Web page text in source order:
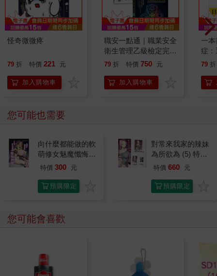
京，即便後來成為ＡＶ男優也仍懷抱著音樂夢；兩人年紀同年，
相處融洽，在組成了雙主唱樂團後，2025年四月即展開他們第一
次的ＬＩＶＥ表演，演出地點在「新大久保CLUB Voice」，首次
演出非常順利也來了很多聽眾。
怪奇微微疼
79 折 特價 221 元
加入購物車
職安一點通｜職業安全
衛生管理乙級檢定完勝
攻略｜2026版(套書)
79 折 特價 750 元
加入購物車
一
症
開
的
79 折
您可能也需要
向什麼都能做的軟
萌修女魅魔懺悔榨
精
特價 300 元
預購限定
對常來我家的辣妹
為所欲為 (5) 特裝
版
特價 660 元
預購限定
您可能會喜歡